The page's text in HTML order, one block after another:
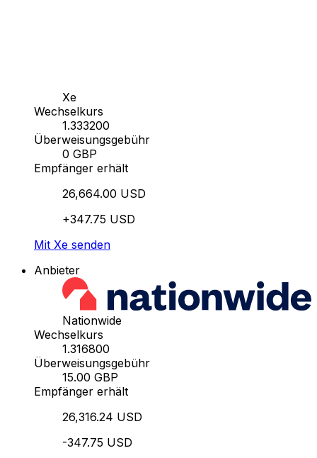
Xe
Wechselkurs
1.333200
Überweisungsgebühr
0 GBP
Empfänger erhält
26,664.00 USD
+347.75 USD
Mit Xe senden
Anbieter
Nationwide
Wechselkurs
1.316800
Überweisungsgebühr
15.00 GBP
Empfänger erhält
26,316.24 USD
-347.75 USD